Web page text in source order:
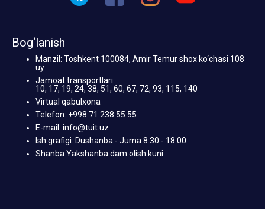
Bog‘lanish
Manzil: Toshkent 100084, Amir Temur shox ko‘chasi 108
uy
Jamoat transportlari:
10, 17, 19, 24, 38, 51, 60, 67, 72, 93, 115, 140
Virtual qabulxona
Telefon: +998 71 238 55 55
E-mail: info@tuit.uz
Ish grafigi: Dushanba - Juma 8:30 - 18:00
Shanba Yakshanba dam olish kuni